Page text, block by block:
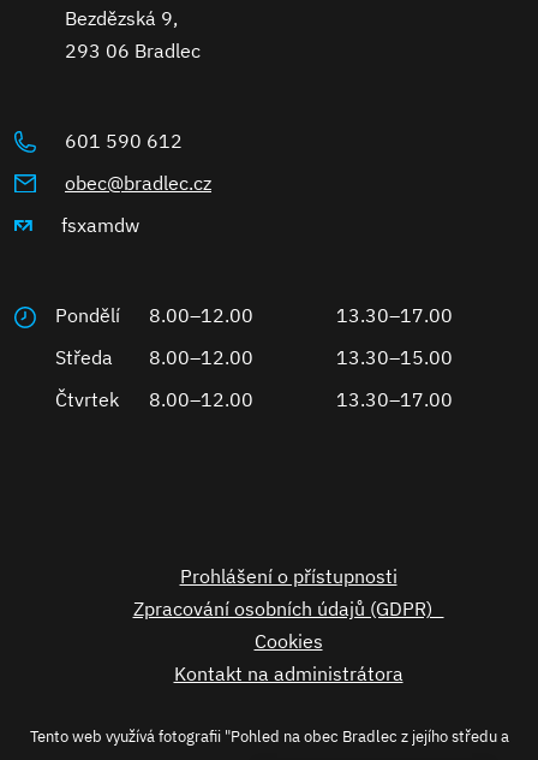
Bezdězská 9,
293 06 Bradlec
601 590 612
obec@bradlec.cz
fsxamdw
Pondělí 8.00–12.00
13.30–17.00
Středa
8.00–12.00
13.30–15.00
Čtvrtek
8.00–12.00 13.30–17.00
Prohlášení o přístupnosti
Zpracování osobních údajů (GDPR)
Cookies
Kontakt na administrátora
Tento web využívá fotografii "Pohled na obec Bradlec z jejího středu a